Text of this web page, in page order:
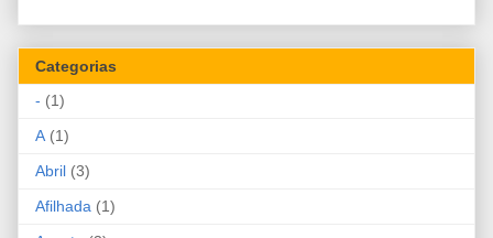
Categorias
- (1)
A (1)
Abril (3)
Afilhada (1)